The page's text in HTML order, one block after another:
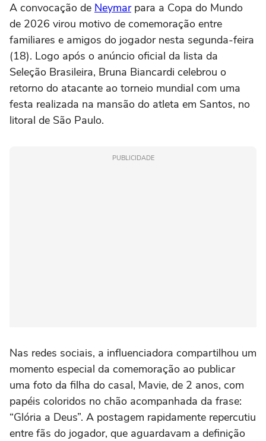
A convocação de Neymarpara a Copa do Mundo
de 2026 virou motivo de comemoração entre
familiares e amigos do jogador nesta segunda-feira
(18). Logo após o anúncio oficial da lista da
Seleção Brasileira, Bruna Biancardi celebrou o
retorno do atacante ao torneio mundial com uma
festa realizada na mansão do atleta em Santos, no
litoral de São Paulo.
PUBLICIDADE
Nas redes sociais, a influenciadora compartilhou um
momento especial da comemoração ao publicar
uma foto da filha do casal, Mavie, de 2 anos, com
papéis coloridos no chão acompanhada da frase:
“Glória a Deus”. A postagem rapidamente repercutiu
entre fãs do jogador, que aguardavam a definição